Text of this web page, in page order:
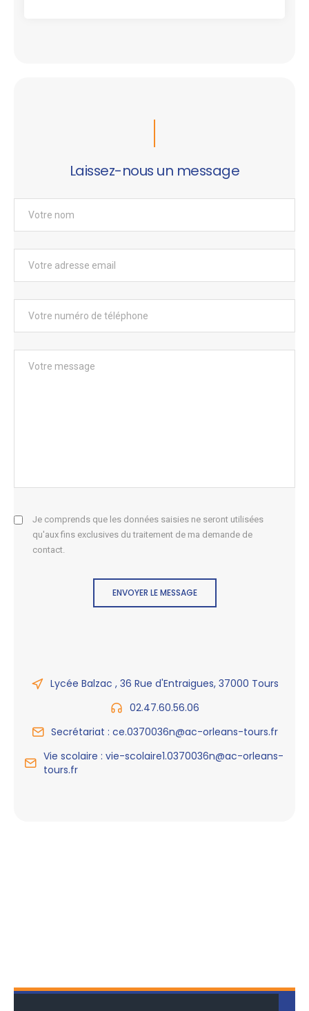
Laissez-nous un message
Je comprends que les données saisies ne seront utilisées
qu'aux fins exclusives du traitement de ma demande de
contact.
ENVOYER LE MESSAGE
Lycée Balzac , 36 Rue d'Entraigues, 37000 Tours
02.47.60.56.06
Secrétariat : ce.0370036n@ac-orleans-tours.fr
Vie scolaire : vie-scolaire1.0370036n@ac-orleans-
tours.fr